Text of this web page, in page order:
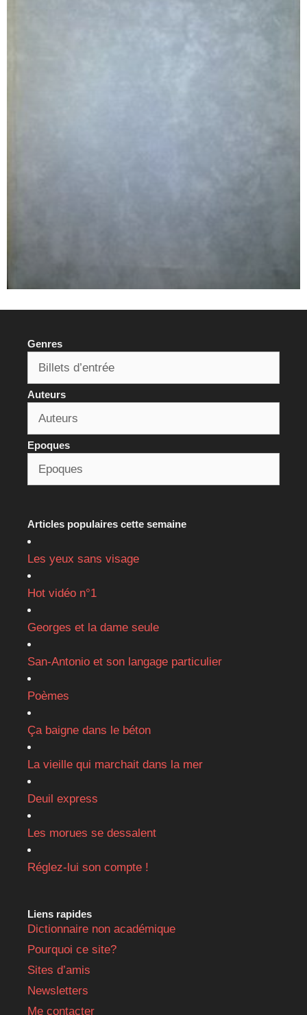
Genres
Auteurs
Epoques
Articles populaires cette semaine
Les yeux sans visage
Hot vidéo n°1
Georges et la dame seule
San-Antonio et son langage particulier
Poèmes
Ça baigne dans le béton
La vieille qui marchait dans la mer
Deuil express
Les morues se dessalent
Réglez-lui son compte !
Liens rapides
Dictionnaire non académique
Pourquoi ce site?
Sites d’amis
Newsletters
Me contacter